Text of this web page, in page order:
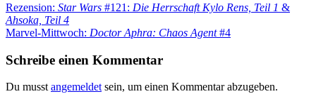
Beitragsnavigation
Vorheriger
Beitrag:
Rezension: Star Wars #121: Die Herrschaft Kylo Rens, Teil 1 &
Ahsoka, Teil 4
Nächster
Marvel-Mittwoch: Doctor Aphra: Chaos Agent#4
Schreibe einen Kommentar
Du musstangemeldetsein, um einen Kommentar abzugeben.